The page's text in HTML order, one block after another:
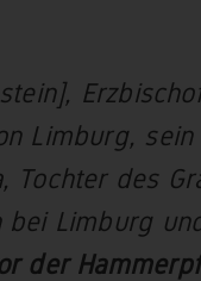
Limburg,
Tochter des
bei Limburg
der